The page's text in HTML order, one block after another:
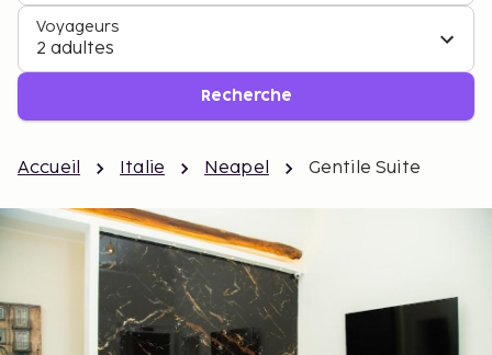
Voyageurs
2 adultes
Recherche
Accueil Italie Neapel Gentile Suite